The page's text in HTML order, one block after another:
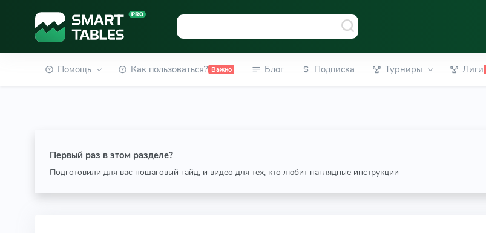
Помощь Как пользоваться? Важно Блог Подписка Турниры Лиги
Первый раз в этом разделе?
Подготовили для вас пошаговый гайд, и видео для тех, кто любит наглядные инструкции